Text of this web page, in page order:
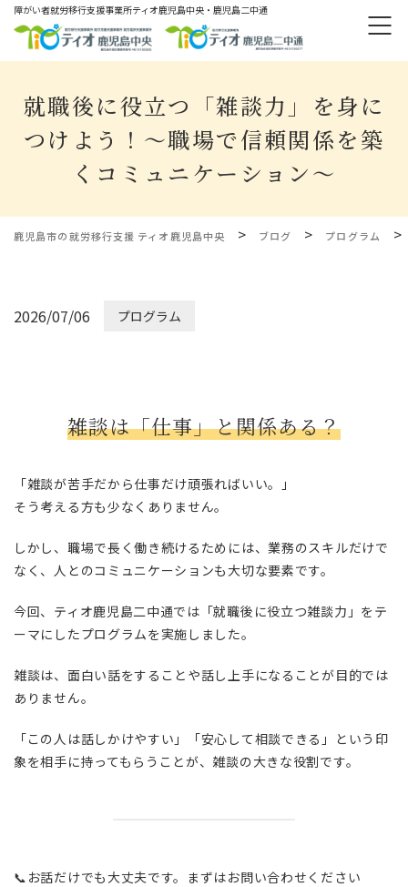
障がい者就労移⾏⽀援事業所ティオ⿅児島中央・鹿児島二中通
就職後に役立つ「雑談力」を身に
つけよう！～職場で信頼関係を築
くコミュニケーション～
鹿児島市の就労移行支援 ティオ鹿児島中央 > ブログ > プログラム >
2026/07/06 プログラム
雑談は「仕事」と関係ある？
「雑談が苦手だから仕事だけ頑張ればいい。」
そう考える方も少なくありません。
しかし、職場で長く働き続けるためには、業務のスキルだけで
なく、人とのコミュニケーションも大切な要素です。
今回、ティオ鹿児島二中通では「就職後に役立つ雑談力」をテ
ーマにしたプログラムを実施しました。
雑談は、面白い話をすることや話し上手になることが目的では
ありません。
「この人は話しかけやすい」「安心して相談できる」という印
象を相手に持ってもらうことが、雑談の大きな役割です。
📞お話だけでも大丈夫です。まずはお問い合わせください